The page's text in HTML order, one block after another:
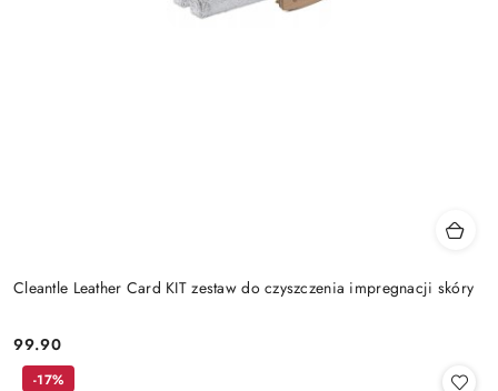
Cleantle Leather Card KIT zestaw do czyszczenia impregnacji skóry
Cena:
99.90
-17%